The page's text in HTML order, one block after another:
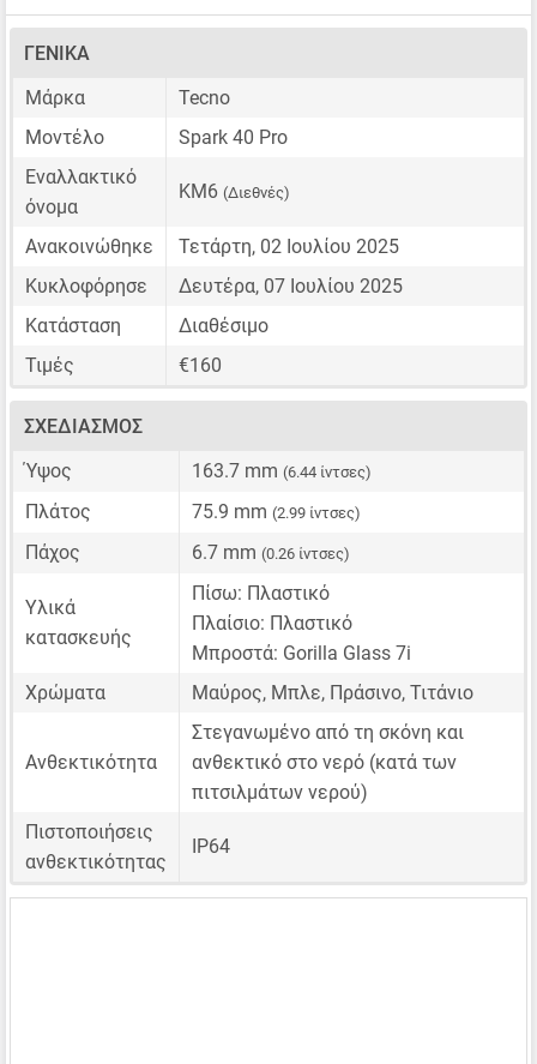
ΓΕΝΙΚΆ
Μάρκα
Tecno
Μοντέλο
Spark 40 Pro
Εναλλακτικό
όνομα
KM6 (Διεθνές)
Ανακοινώθηκε
Τετάρτη, 02 Ιουλίου 2025
Κυκλοφόρησε
Δευτέρα, 07 Ιουλίου 2025
Κατάσταση
Διαθέσιμο
Τιμές
€160
ΣΧΕΔΙΑΣΜΌΣ
Ύψος
163.7 mm (6.44 ίντσες)
Πλάτος 75.9 mm (2.99 ίντσες)
Πάχος 6.7 mm (0.26 ίντσες)
Υλικά
κατασκευής
Πίσω: Πλαστικό
Πλαίσιο: Πλαστικό
Μπροστά: Gorilla Glass 7i
Χρώματα
Μαύρος, Μπλε, Πράσινο, Τιτάνιο
Ανθεκτικότητα
Στεγανωμένο από τη σκόνη και
ανθεκτικό στο νερό (κατά των
πιτσιλμάτων νερού)
Πιστοποιήσεις
ανθεκτικότητας
IP64